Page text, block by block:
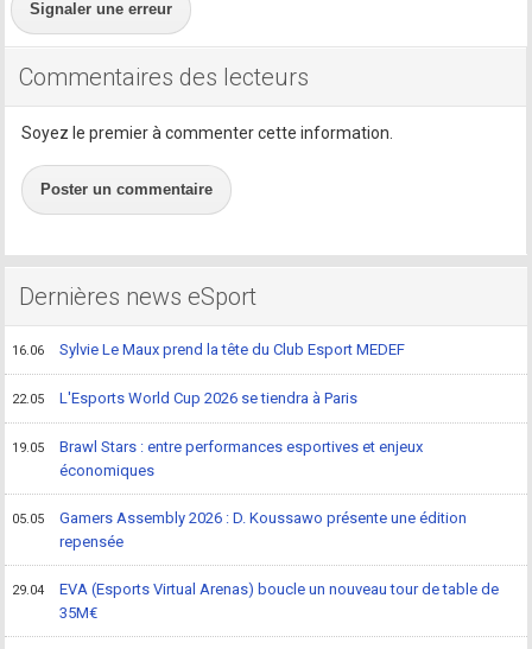
Signaler une erreur
Commentaires des lecteurs
Soyez le premier à commenter cette information.
Poster un commentaire
Dernières news eSport
16.06 Sylvie Le Maux prend la tête du Club Esport MEDEF
22.05 L'Esports World Cup 2026 se tiendra à Paris
19.05
Brawl Stars : entre performances esportives et enjeux
économiques
05.05
Gamers Assembly 2026 : D. Koussawo présente une édition
repensée
29.04
EVA (Esports Virtual Arenas) boucle un nouveau tour de table de
35M€